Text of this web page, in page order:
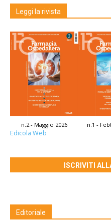
Leggi la rivista
n.2 - Maggio 2026 n.1 -
Edicola Web
ISCRIVITI
Editoriale